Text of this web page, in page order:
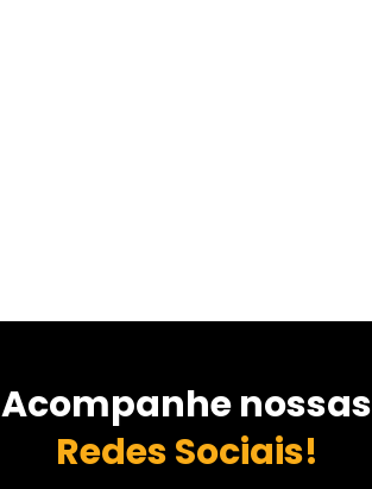
Acompanhe nossas
Redes Sociais!